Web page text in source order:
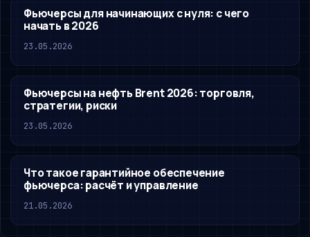
Фьючерсы для начинающих с нуля: с чего
начать в 2026
23.05.2026
Фьючерсы на нефть Brent 2026: торговля,
стратегии, риски
23.05.2026
Что такое гарантийное обеспечение
фьючерса: расчёт и управление
21.05.2026